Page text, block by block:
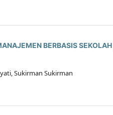
BERBASIS
Sukirman Sukirman